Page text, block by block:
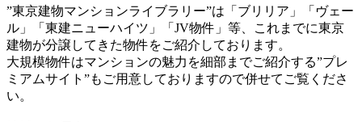
”東京建物マンションライブラリー”は「ブリリア」「ヴェー
ル」「東建ニューハイツ」「JV物件」等、これまでに東京
建物が分譲してきた物件をご紹介しております。
大規模物件はマンションの魅力を細部までご紹介する”プレ
ミアムサイト”もご用意しておりますので併せてご覧くださ
い。